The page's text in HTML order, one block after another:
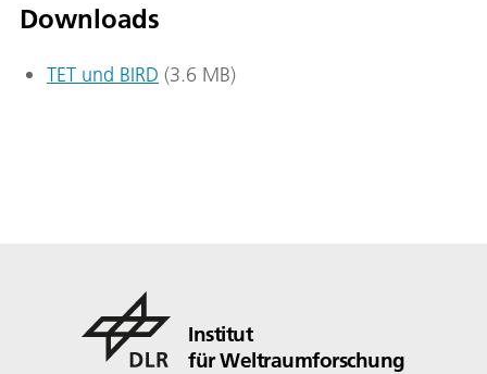
Downloads
TET und BIRD (3.6 MB)
Institut
für Weltraumforschung